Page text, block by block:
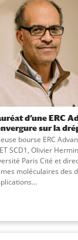
d’une ERC
sur la
bourse ERC
SCD1, Olivier
Paris Cité et
moléculaires des